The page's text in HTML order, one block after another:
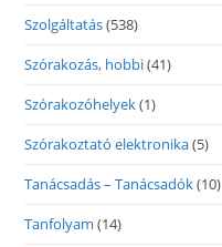
Szolgáltatás(538)
Szórakozás, hobbi(41)
Szórakozóhelyek(1)
Szórakoztató elektronika(5)
Tanácsadás – Tanácsadók(10)
Tanfolyam (14)